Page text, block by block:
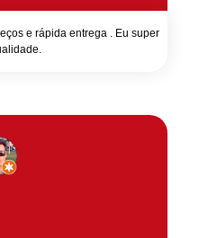
e rápida entrega . Eu super